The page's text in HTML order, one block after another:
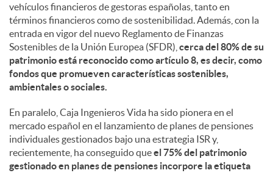
vehículos financieros de gestoras españolas, tanto en
términos financieros como de sostenibilidad. Además, con la
entrada en vigor del nuevo Reglamento de Finanzas
Sostenibles de la Unión Europea (SFDR), cerca del 80% de su
patrimonio está reconocido como artículo 8, es decir, como
fondos que promueven características sostenibles,
ambientales o sociales.
En paralelo, Caja Ingenieros Vida ha sido pionera en el
mercado español en el lanzamiento de planes de pensiones
individuales gestionados bajo una estrategia ISR y,
recientemente, ha conseguido queel 75% del patrimonio
gestionado en planes de pensiones incorpore la etiqueta